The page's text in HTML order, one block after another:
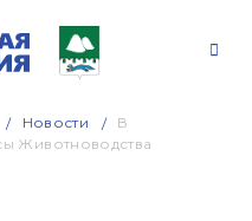
Новости
В
Животноводства